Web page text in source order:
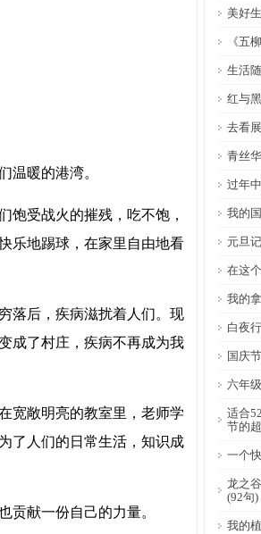
温暖的港湾。
饱受战火的摧残，吃不饱，
乐地踢球，在家里自由地看
落后，疾病滋扰着人们。现
成了村庄，疾病不再成为我
宽敞明亮的教室里，老师学
了人们的日常生活，知识成
贡献一份自己的力量。
美好
《五
生活
红与
去看
青丝
过年
我的
元旦
在这
我的
白夜
国庆
六年
适合
节的
一个
龙之
(92句)
我的